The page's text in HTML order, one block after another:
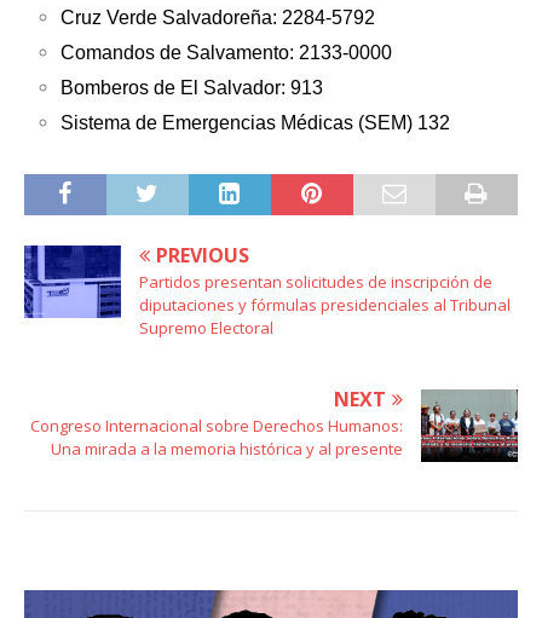
Cruz Verde Salvadoreña: 2284-5792
Comandos de Salvamento: 2133-0000
Bomberos de El Salvador: 913
Sistema de Emergencias Médicas (SEM) 132
PREVIOUS
Partidos presentan solicitudes de inscripción de
diputaciones y fórmulas presidenciales al Tribunal
Supremo Electoral
NEXT
Congreso Internacional sobre Derechos Humanos:
Una mirada a la memoria histórica y al presente